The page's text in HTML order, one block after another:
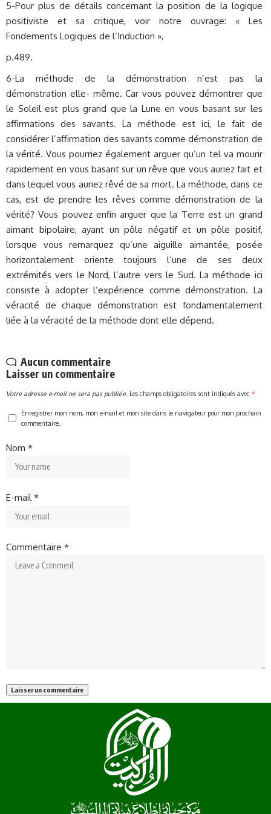
5-Pour plus de détails concernant la position de la logique
positiviste et sa critique, voir notre ouvrage: « Les
Fondements Logiques de l’Induction »,
p.489.
6-La méthode de la démonstration n’est pas la
démonstration elle- même. Car vous pouvez démontrer que
le Soleil est plus grand que la Lune en vous basant sur les
affirmations des savants. La méthode est ici, le fait de
considérer l’affirmation des savants comme démonstration de
la vérité. Vous pourriez également arguer qu’un tel va mourir
rapidement en vous basant sur un rêve que vous auriez fait et
dans lequel vous auriez rêvé de sa mort. La méthode, dans ce
cas, est de prendre les rêves comme démonstration de la
vérité? Vous pouvez enfin arguer que la Terre est un grand
aimant bipolaire, ayant un pôle négatif et un pôle positif,
lorsque vous remarquez qu’une aiguille aimantée, posée
horizontalement oriente toujours l’une de ses deux
extrémités vers le Nord, l’autre vers le Sud. La méthode ici
consiste à adopter l’expérience comme démonstration. La
véracité de chaque démonstration est fondamentalement
liée à la véracité de la méthode dont elle dépend.
Aucun commentaire
Laisser un commentaire
Votre adresse e-mail ne sera pas publiée. Les champs obligatoires sont indiqués avec *
Enregistrer mon nom, mon e-mail et mon site dans le navigateur pour mon prochain
commentaire.
Nom *
E-mail*
Commentaire *